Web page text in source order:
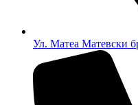
Ул. Матеа Матевски